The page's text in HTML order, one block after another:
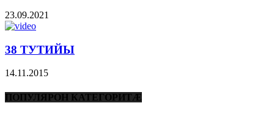
23.09.2021
38 ТУТИЙЫ
14.11.2015
ПОПУЛЯРОН КАТЕГОРИТÆ